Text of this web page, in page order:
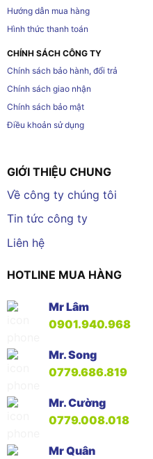
Hướng dẫn mua hàng
Hình thức thanh toán
CHÍNH SÁCH CÔNG TY
Chính sách bảo hành, đổi trả
Chính sách giao nhận
Chính sách bảo mật
Điều khoản sử dụng
GIỚI THIỆU CHUNG
Về công ty chúng tôi
Tin tức công ty
Liên hệ
HOTLINE MUA HÀNG
Mr Lâm
0901.940.968
Mr. Song
0779.686.819
Mr. Cường
0779.008.018
Mr Quân